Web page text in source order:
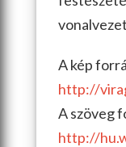
A kép
http://
A szöveg
http://